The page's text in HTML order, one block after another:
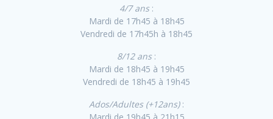
4/7 ans:
Mardi de 17h45 à 18h45
Vendredi de 17h45h à 18h45
8/12 ans:
Mardi de 18h45 à 19h45
Vendredi de 18h45 à 19h45
Ados/Adultes (+12ans):